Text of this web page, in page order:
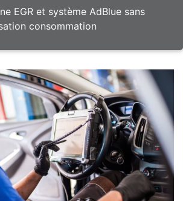
EGR et système AdBlue sans
consommation